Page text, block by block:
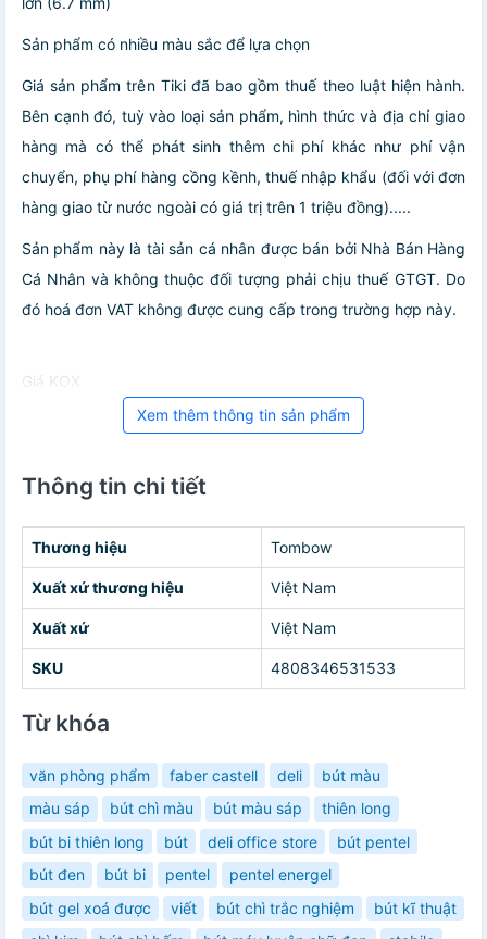
Sản phẩm có nhiều màu sắc để lựa chọn
Giá sản phẩm trên Tiki đã bao gồm thuế theo luật hiện hành.
Bên cạnh đó, tuỳ vào loại sản phẩm, hình thức và địa chỉ giao
hàng mà có thể phát sinh thêm chi phí khác như phí vận
chuyển, phụ phí hàng cồng kềnh, thuế nhập khẩu (đối với đơn
hàng giao từ nước ngoài có giá trị trên 1 triệu đồng).....
Sản phẩm này là tài sản cá nhân được bán bởi Nhà Bán Hàng
Cá Nhân và không thuộc đối tượng phải chịu thuế GTGT. Do
đó hoá đơn VAT không được cung cấp trong trường hợp này.
Giá KOX
Xem thêm thông tin sản phẩm
Thông tin chi tiết
Thương hiệu Tombow
Xuất xứ thương hiệu Việt Nam
Xuất xứ Việt Nam
SKU 4808346531533
Từ khóa
văn phòng phẩm faber castell deli
bút màu
màu sáp
bút chì màu bút màu sáp
thiên long
bút bi thiên long
bút deli office store
bút pentel
bút đen
bút bi pentel
pentel energel
bút gel xoá được
viết bút chì trắc nghiệm
bút kĩ thuật